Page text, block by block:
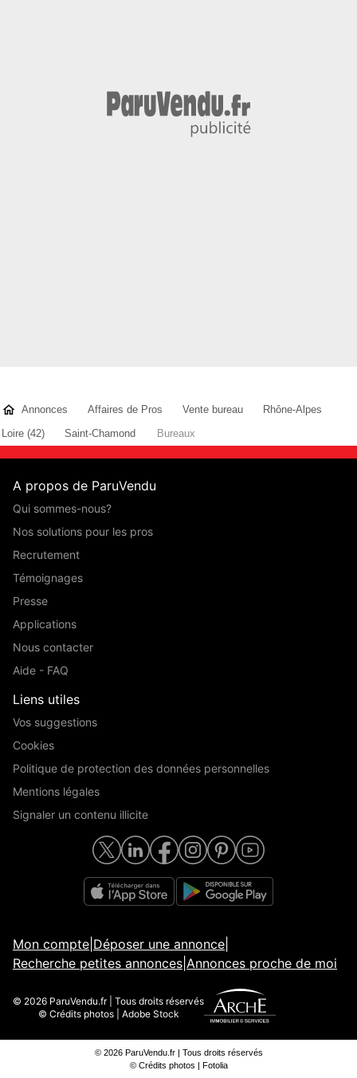
Annonces Affaires de Pros Vente bureau
Rhône-Alpes
Loire (42)
Saint-Chamond Bureaux
A propos de ParuVendu
Qui sommes-nous?
Nos solutions pour les pros
Recrutement
Témoignages
Presse
Applications
Nous contacter
Aide - FAQ
Liens utiles
Vos suggestions
Cookies
Politique de protection des données personnelles
Mentions légales
Signaler un contenu illicite
Mon compte Déposer une annonce
Recherche petites annonces Annonces proche de moi
© 2026 ParuVendu.fr | Tous droits réservés
© Crédits photos | Adobe Stock
© 2026 ParuVendu.fr | Tous droits réservés
© Crédits photos | Fotolia